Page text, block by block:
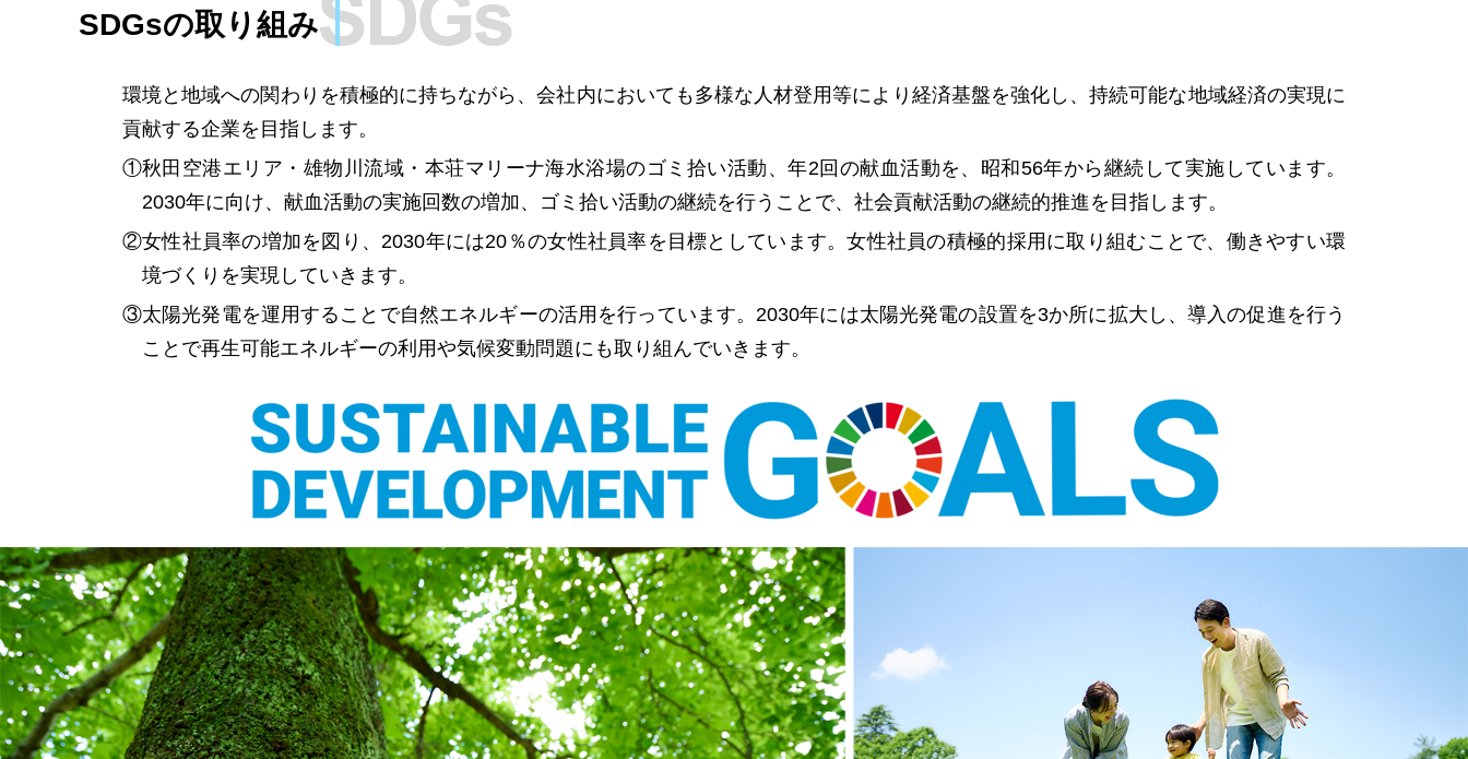
SDGsの取り組み
環境と地域への関わりを積極的に持ちながら、会社内においても多様な人材登用等により経済基盤を強化し、持続可能な地域経済の実現に
貢献する企業を目指します。
①秋田空港エリア・雄物川流域・本荘マリーナ海水浴場のゴミ拾い活動、年2回の献血活動を、昭和56年から継続して実施しています。
2030年に向け、献血活動の実施回数の増加、ゴミ拾い活動の継続を行うことで、社会貢献活動の継続的推進を目指します。
②女性社員率の増加を図り、2030年には20％の女性社員率を目標としています。女性社員の積極的採用に取り組むことで、働きやすい環
境づくりを実現していきます。
③太陽光発電を運用することで自然エネルギーの活用を行っています。2030年には太陽光発電の設置を3か所に拡大し、導入の促進を行う
ことで再生可能エネルギーの利用や気候変動問題にも取り組んでいきます。